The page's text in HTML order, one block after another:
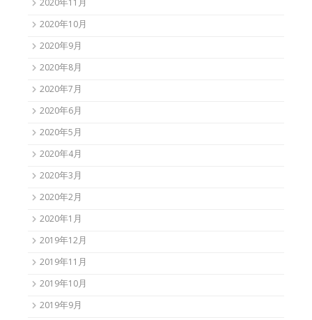
2020年11月
2020年10月
2020年9月
2020年8月
2020年7月
2020年6月
2020年5月
2020年4月
2020年3月
2020年2月
2020年1月
2019年12月
2019年11月
2019年10月
2019年9月